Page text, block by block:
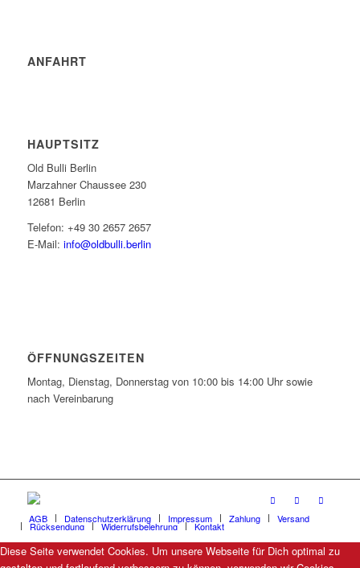
ANFAHRT
HAUPTSITZ
Old Bulli Berlin
Marzahner Chaussee 230
12681 Berlin
Telefon: +49 30 2657 2657
E-Mail: info@oldbulli.berlin
ÖFFNUNGSZEITEN
Montag, Dienstag, Donnerstag von 10:00 bis 14:00 Uhr sowie
nach Vereinbarung
AGB Datenschutzerklärung Impressum Zahlung Versand
Rücksendung Widerrufsbelehrung Kontakt
Diese Seite verwendet Cookies. Um unsere Webseite für Dich optimal zu